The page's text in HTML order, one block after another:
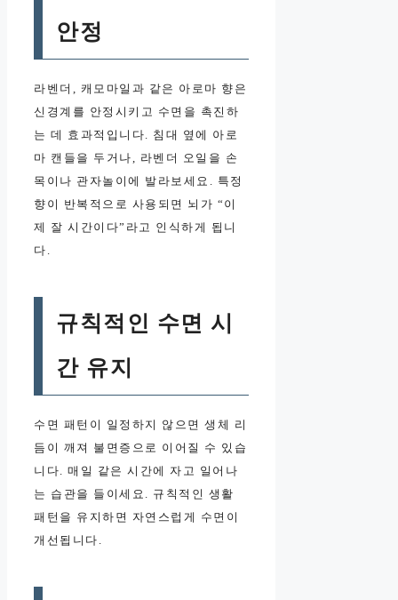
안정
라벤더, 캐모마일과 같은 아로마 향은
신경계를 안정시키고 수면을 촉진하
는 데 효과적입니다. 침대 옆에 아로
마 캔들을 두거나, 라벤더 오일을 손
목이나 관자놀이에 발라보세요. 특정
향이 반복적으로 사용되면 뇌가 “이
제 잘 시간이다”라고 인식하게 됩니
다.
규칙적인 수면 시
간 유지
수면 패턴이 일정하지 않으면 생체 리
듬이 깨져 불면증으로 이어질 수 있습
니다. 매일 같은 시간에 자고 일어나
는 습관을 들이세요. 규칙적인 생활
패턴을 유지하면 자연스럽게 수면이
개선됩니다.